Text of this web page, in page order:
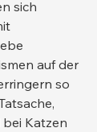
sich
auf der
so
Katzen